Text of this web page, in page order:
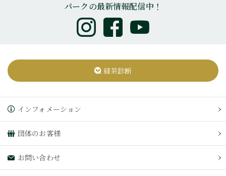
パークの最新情報配信中！
緑茶診断
インフォメーション
団体のお客様
お問い合わせ